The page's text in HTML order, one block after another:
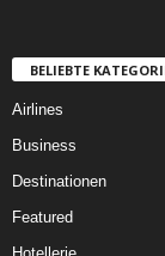
BELIEBTE
Airlines
Business
Destinationen
Featured